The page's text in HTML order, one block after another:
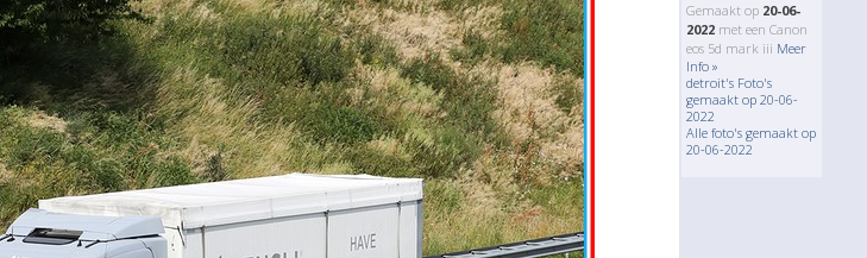
Gemaakt op 20-06-
2022 met een Canon
eos 5d mark iii Meer
Info »
detroit's Foto's
gemaakt op 20-06-
2022
Alle foto's gemaakt op
20-06-2022